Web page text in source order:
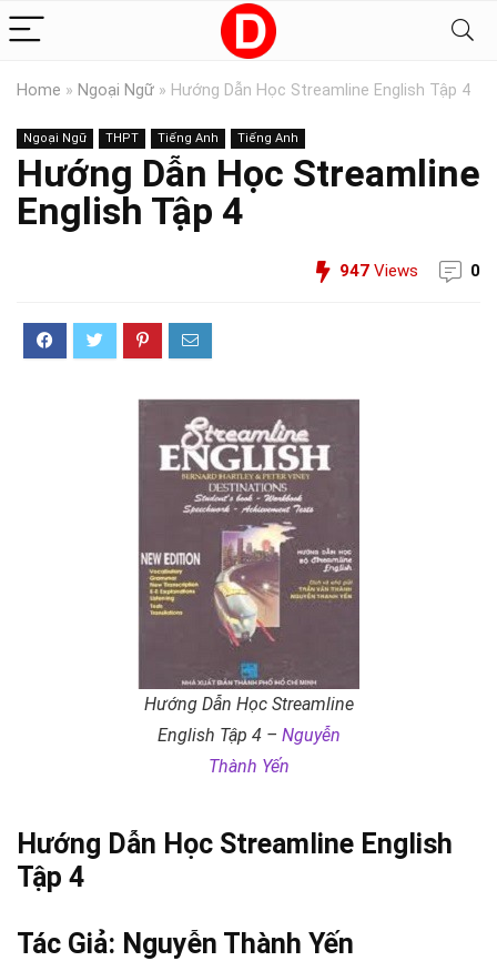
Home » Ngoại Ngữ » Hướng Dẫn Học Streamline English Tập 4
Ngoại Ngữ THPT Tiếng Anh Tiếng Anh
Hướng Dẫn Học Streamline
English Tập 4
947 Views 0
Hướng Dẫn Học Streamline
English Tập 4 – Nguyễn
Thành Yến
Hướng Dẫn Học Streamline English
Tập 4
Tác Giả: Nguyễn Thành Yến